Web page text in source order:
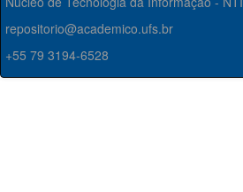
repositorio@academico.ufs.br
+55 79 3194-6528